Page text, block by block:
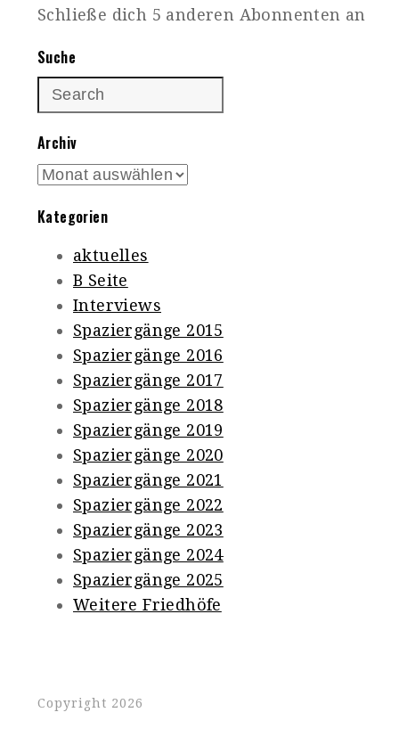
Schließe dich 5 anderen Abonnenten an
Suche
Archiv
Archiv
Kategorien
aktuelles
B Seite
Interviews
Spaziergänge 2015
Spaziergänge 2016
Spaziergänge 2017
Spaziergänge 2018
Spaziergänge 2019
Spaziergänge 2020
Spaziergänge 2021
Spaziergänge 2022
Spaziergänge 2023
Spaziergänge 2024
Spaziergänge 2025
Weitere Friedhöfe
Copyright 2026